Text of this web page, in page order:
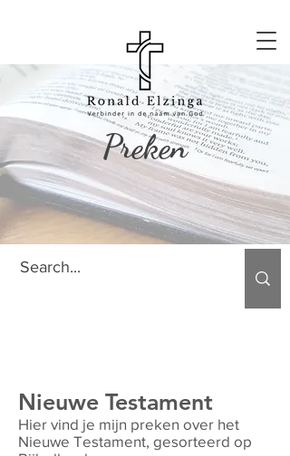
Preken
Nieuwe Testament
Hier vind je mijn preken over het
Nieuwe Testament, gesorteerd op